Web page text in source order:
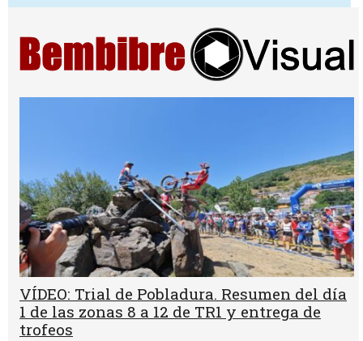
VÍDEO: Trial de Pobladura. Resumen del día
1 de las zonas 8 a 12 de TR1 y entrega de
trofeos